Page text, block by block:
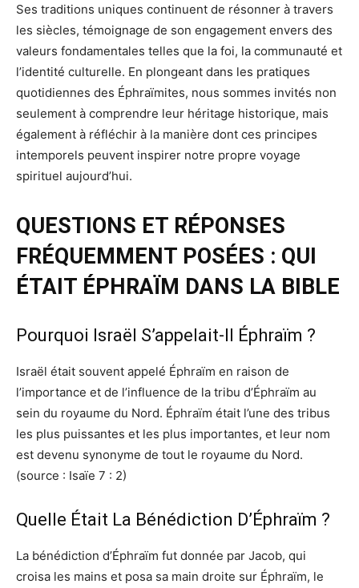
Ses traditions uniques continuent de résonner à travers
les siècles, témoignage de son engagement envers des
valeurs fondamentales telles que la foi, la communauté et
l’identité culturelle. En plongeant dans les pratiques
quotidiennes des Éphraïmites, nous sommes invités non
seulement à comprendre leur héritage historique, mais
également à réfléchir à la manière dont ces principes
intemporels peuvent inspirer notre propre voyage
spirituel aujourd’hui.
QUESTIONS ET RÉPONSES
FRÉQUEMMENT POSÉES : QUI
ÉTAIT ÉPHRAÏM DANS LA BIBLE
Pourquoi Israël S’appelait-Il Éphraïm ?
Israël était souvent appelé Éphraïm en raison de
l’importance et de l’influence de la tribu d’Éphraïm au
sein du royaume du Nord. Éphraïm était l’une des tribus
les plus puissantes et les plus importantes, et leur nom
est devenu synonyme de tout le royaume du Nord.
(source : Isaïe 7 : 2)
Quelle Était La Bénédiction D’Éphraïm ?
La bénédiction d’Éphraïm fut donnée par Jacob, qui
croisa les mains et posa sa main droite sur Éphraïm, le